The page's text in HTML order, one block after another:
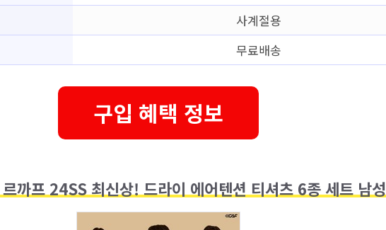
사계절용
무료배송
구입 혜택 정보
까프 24SS 최신상! 드라이 에어텐션 티셔츠 6종 세트 남성